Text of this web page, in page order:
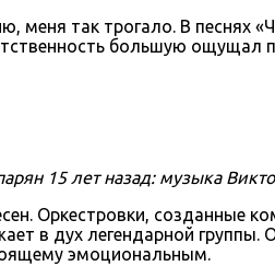
меня так трогало. В песнях
большую ощущал
15 лет назад: музыка
Оркестровки,
в дух легендарной
эмоциональным.